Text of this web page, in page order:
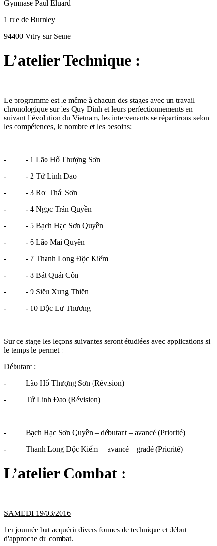
Gymnase Paul Eluard
1 rue de Burnley
94400 Vitry sur Seine
L’atelier Technique :
Le programme est le même à chacun des stages avec un travail
chronologique sur les Quy Dinh et leurs perfectionnements en
suivant l’évolution du Vietnam, les intervenants se répartirons selon
les compétences, le nombre et les besoins:
- - 1 Lão Hổ Thượng Sơn
- - 2 Tứ Linh Đao
- - 3 Roi Thái Sơn
- - 4 Ngọc Trản Quyền
- - 5 Bạch Hạc Sơn Quyền
- - 6 Lão Mai Quyền
- - 7 Thanh Long Độc Kiếm
- - 8 Bát Quái Côn
- - 9 Siêu Xung Thiên
- - 10 Độc Lư Thương
Sur ce stage les leçons suivantes seront étudiées avec applications si
le temps le permet :
Débutant :
- Lão Hổ Thượng Sơn (Révision)
- Tứ Linh Đao (Révision)
- Bạch Hạc Sơn Quyền – débutant – avancé (Priorité)
- Thanh Long Độc Kiếm – avancé – gradé (Priorité)
L’atelier Combat :
SAMEDI 19/03/2016
1er journée but acquérir divers formes de technique et début
d'approche du combat.